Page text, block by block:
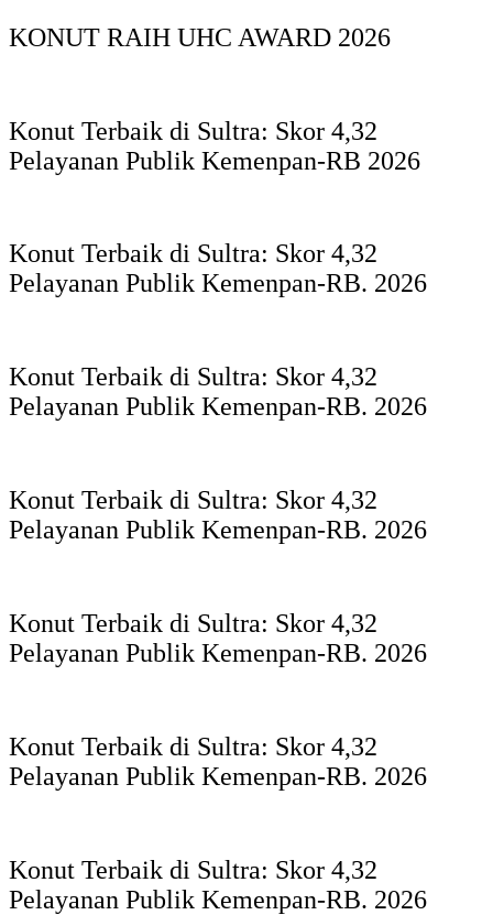
KONUT RAIH UHC AWARD 2026
Konut Terbaik di Sultra: Skor 4,32
Pelayanan Publik Kemenpan-RB 2026
Konut Terbaik di Sultra: Skor 4,32
Pelayanan Publik Kemenpan-RB. 2026
Konut Terbaik di Sultra: Skor 4,32
Pelayanan Publik Kemenpan-RB. 2026
Konut Terbaik di Sultra: Skor 4,32
Pelayanan Publik Kemenpan-RB. 2026
Konut Terbaik di Sultra: Skor 4,32
Pelayanan Publik Kemenpan-RB. 2026
Konut Terbaik di Sultra: Skor 4,32
Pelayanan Publik Kemenpan-RB. 2026
Konut Terbaik di Sultra: Skor 4,32
Pelayanan Publik Kemenpan-RB. 2026